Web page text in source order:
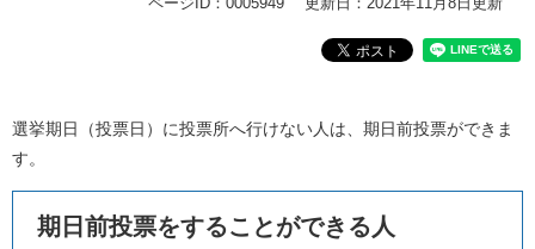
選挙期日（投票日）に投票所へ行けない人は、期日前投票ができま
す。
期日前投票をすることができる人